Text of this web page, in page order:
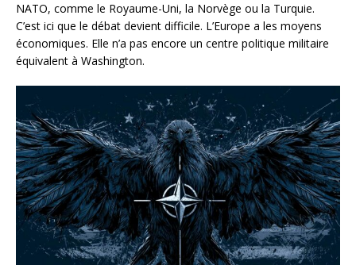
NATO, comme le Royaume-Uni, la Norvège ou la Turquie.
C’est ici que le débat devient difficile. L’Europe a les moyens
économiques. Elle n’a pas encore un centre politique militaire
équivalent à Washington.